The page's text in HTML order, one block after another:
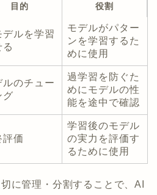
目的 役割
デルを学習
る
モデルがパター
ンを学習するた
めに使用
ルのチュー
グ
過学習を防ぐた
めにモデルの性
能を途中で確認
評価
学習後のモデル
の実力を評価す
るために使用
に管理・分割することで、AI